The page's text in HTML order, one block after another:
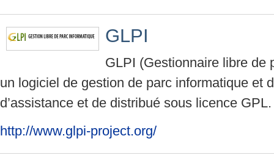
GLPI
GLPI (Gestionnaire libre de
un logiciel de gestion de parc informatique et
d’assistance et de distribué sous licence GPL.
http://www.glpi-project.org/